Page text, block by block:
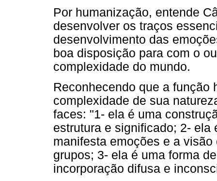
Por humanização, entende
desenvolver os traços
desenvolvimento das
boa disposição para com o
complexidade do mundo.
Reconhecendo que a função
complexidade de sua
faces: "1- ela é uma
estrutura e significado; 2- ela
manifesta emoções e a
grupos; 3- ela é uma forma
incorporação difusa e